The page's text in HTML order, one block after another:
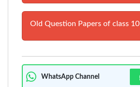
Old Question Papers of class 10
WhatsApp Channel